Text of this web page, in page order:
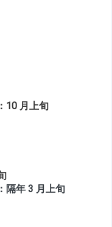
10 月上旬
隔年 3 月上旬